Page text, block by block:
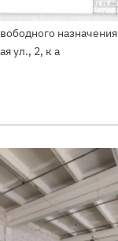
назначения
ул., 2, к а